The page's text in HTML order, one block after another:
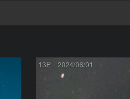
13P 2024/06/01